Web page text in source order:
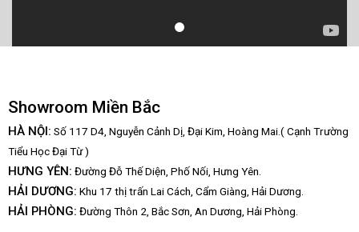
Showroom Miền Bắc
HÀ NỘI: Số 117 D4, Nguyễn Cảnh Dị, Đại Kim, Hoàng Mai.( Cạnh Trường
Tiểu Học Đại Từ )
HƯNG YÊN: Đường Đỗ Thế Diện, Phố Nối, Hưng Yên.
HẢI DƯƠNG: Khu 17 thị trấn Lai Cách, Cẩm Giàng, Hải Dương.
HẢI PHÒNG: Đường Thôn 2, Bắc Sơn, An Dương, Hải Phòng.